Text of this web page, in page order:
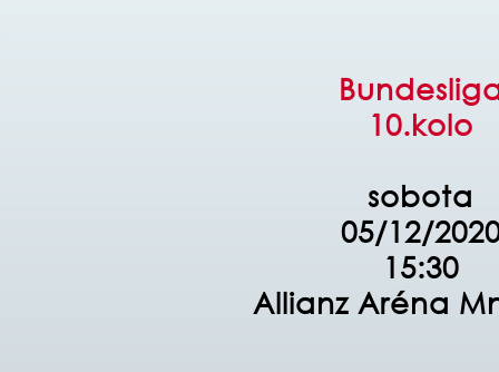
10.kolo
sobota
05/12/
15:30
Allianz Aréna